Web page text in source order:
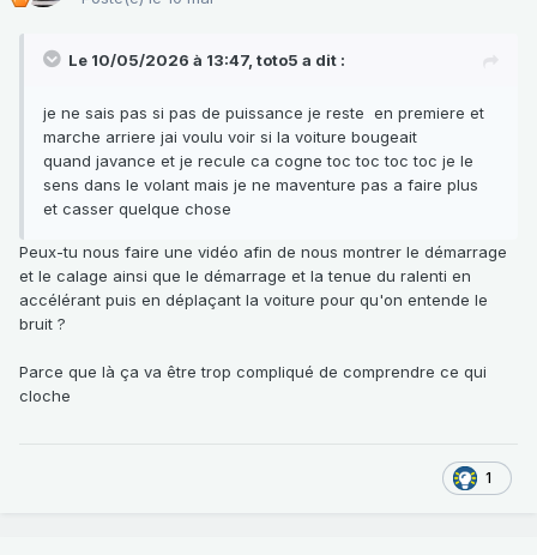
Le 10/05/2026 à 13:47, toto5 a dit :
je ne sais pas si pas de puissance je reste en premiere et
marche arriere jai voulu voir si la voiture bougeait
quand javance et je recule ca cogne toc toc toc toc je le
sens dans le volant mais je ne maventure pas a faire plus
et casser quelque chose
Peux-tu nous faire une vidéo afin de nous montrer le démarrage
et le calage ainsi que le démarrage et la tenue du ralenti en
accélérant puis en déplaçant la voiture pour qu'on entende le
bruit ?
Parce que là ça va être trop compliqué de comprendre ce qui
cloche
1